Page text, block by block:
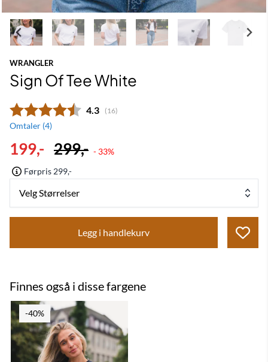
WRANGLER
Sign Of Tee White
Gjennomsnittskarakter:
4.3 (stemmer:
16)
Omtaler (4)
199,- 299,- - 33%
Førpris 299,-
Velg Størrelser
Legg i handlekurv
Finnes også i disse fargene
-40%